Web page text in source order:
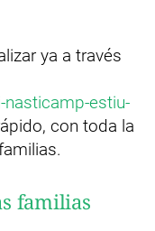
ya a través
estiu-
con toda la
familias